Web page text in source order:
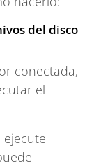
del disco
conectada,
el
ejecute